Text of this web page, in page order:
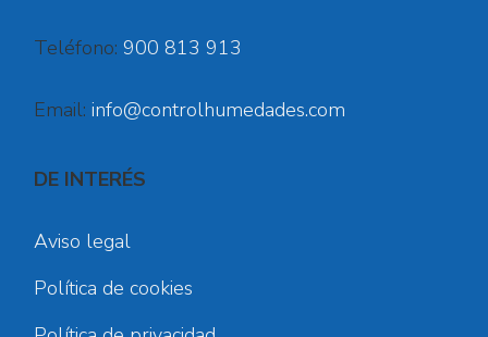
Teléfono: 900 813 913
Email: info@controlhumedades.com
DE INTERÉS
Aviso legal
Política de cookies